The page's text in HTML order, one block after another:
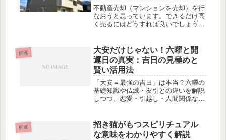
は？
不動産売却（マンションを売却）を行
なおうと思っています。できるだけ高
く売るにはどうすれば良いでしょう
ンはありますか？マンションの売却に
おいて、不動産運を上げるため専用の
開運...
開運
大安だけじゃない！六曜と開
運日の真実：吉日の見極めと
賢い活用法
「大安＝最強の吉日」は本当？六曜の
基礎知識や仏滅・友引との違いを解説
しつつ、恋愛・引越し・人間関係など
開運
招き猫がもつスピリチュアル
な意味をわかりやすく解説